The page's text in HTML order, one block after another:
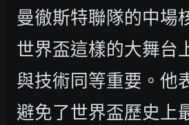
曼徹斯特聯隊的中場
世界盃這樣的大舞台
與技術同等重要。他
避免了世界盃歷史上